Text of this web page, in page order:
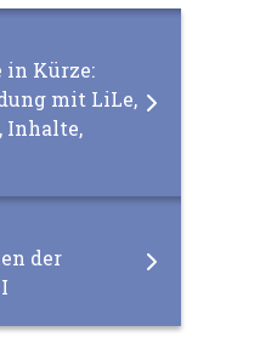
in Kürze:
mit LiLe,
Inhalte,
der